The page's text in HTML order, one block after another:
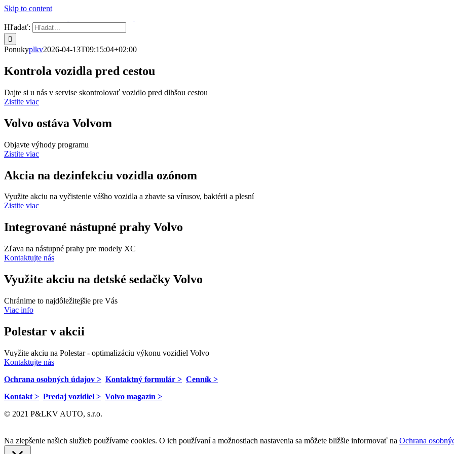
Skip to content
Hľadať:
Ponukyplkv2026-04-13T09:15:04+02:00
Kontrola vozidla pred cestou
Dajte si u nás v servise skontrolovať vozidlo pred dlhšou cestou
Zistite viac
Volvo ostáva Volvom
Objavte výhody programu
Zistite viac
Akcia na dezinfekciu vozidla ozónom
Využite akciu na vyčistenie vášho vozidla a zbavte sa vírusov, baktérii a plesní
Zistite viac
Integrované nástupné prahy Volvo
Zľava na nástupné prahy pre modely XC
Kontaktujte nás
Využite akciu na detské sedačky Volvo
Chránime to najdôležitejšie pre Vás
Viac info
Polestar v akcii
Vuyžite akciu na Polestar - optimalizáciu výkonu vozidiel Volvo
Kontaktujte nás
Ochrana osobných údajov > Kontaktný formulár > Cenník >
Kontakt > Predaj vozidiel > Volvo magazín >
© 2021 P&LKV AUTO, s.r.o.
Na zlepšenie našich služieb používame cookies. O ich používaní a možnostiach nastavenia sa môžete bližšie informovať na Ochrana